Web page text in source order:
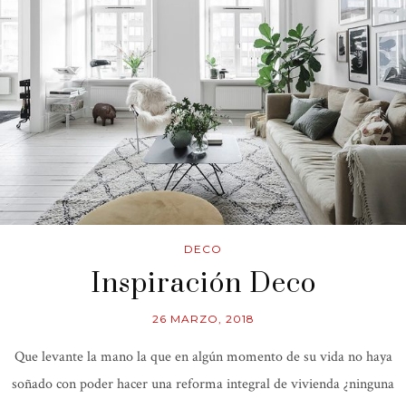
DECO
Inspiración Deco
26 MARZO, 2018
Que levante la mano la que en algún momento de su vida no haya
soñado con poder hacer una reforma integral de vivienda ¿ninguna